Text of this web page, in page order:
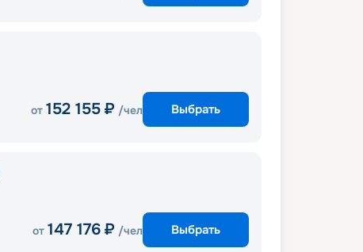
от 152 155 ₽ /чел Выбрать
от 147 176 ₽ /чел Выбрать